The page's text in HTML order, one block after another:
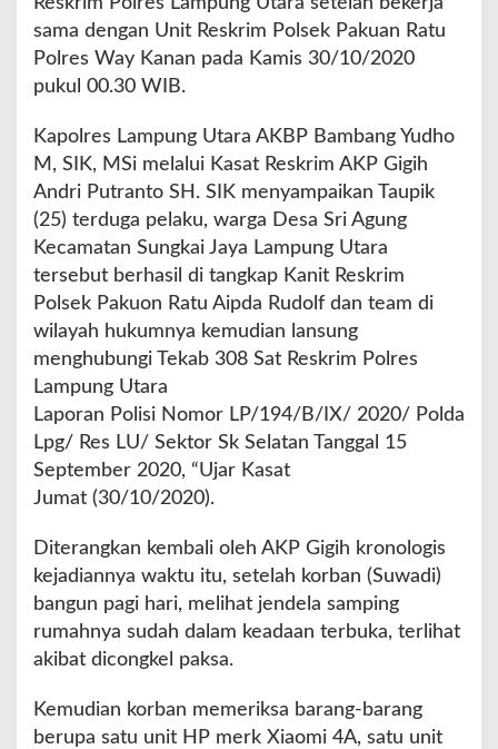
n
e
l
k
u
u
r
t
sama dengan Unit Reskrim Polsek Pakuan Ratu
Polres Way Kanan pada Kamis 30/10/2020
pukul 00.30 WIB.
Kapolres Lampung Utara AKBP Bambang Yudho
M, SIK, MSi melalui Kasat Reskrim AKP Gigih
Andri Putranto SH. SIK menyampaikan Taupik
(25) terduga pelaku, warga Desa Sri Agung
Kecamatan Sungkai Jaya Lampung Utara
tersebut berhasil di tangkap Kanit Reskrim
Polsek Pakuon Ratu Aipda Rudolf dan team di
wilayah hukumnya kemudian lansung
menghubungi Tekab 308 Sat Reskrim Polres
Lampung Utara
Laporan Polisi Nomor LP/194/B/IX/ 2020/ Polda
Lpg/ Res LU/ Sektor Sk Selatan Tanggal 15
September 2020, “Ujar Kasat
Jumat (30/10/2020).
Diterangkan kembali oleh AKP Gigih kronologis
kejadiannya waktu itu, setelah korban (Suwadi)
bangun pagi hari, melihat jendela samping
rumahnya sudah dalam keadaan terbuka, terlihat
akibat dicongkel paksa.
Kemudian korban memeriksa barang-barang
berupa satu unit HP merk Xiaomi 4A, satu unit